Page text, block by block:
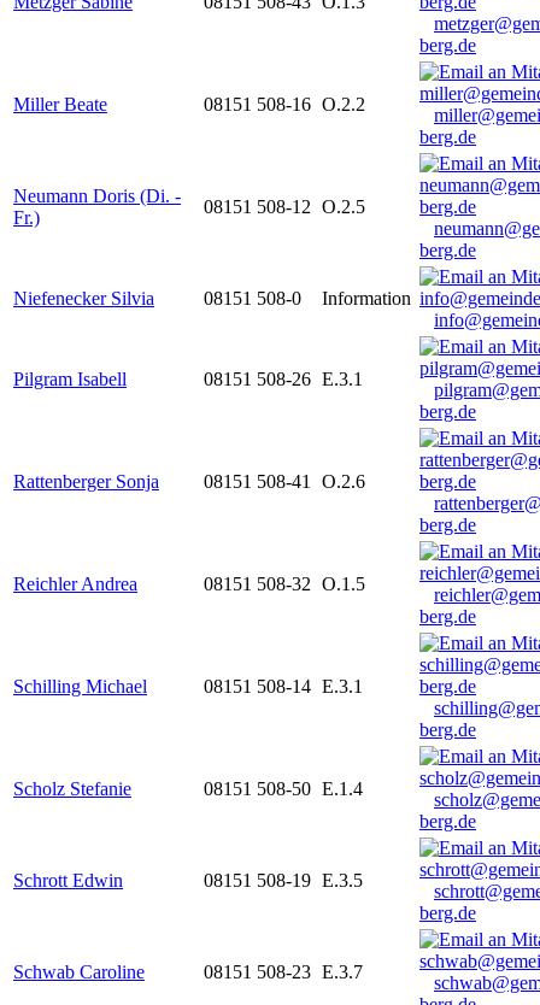
berg.de
Miller Beate 08151 508-16 O.2.2
berg.de
Neumann Doris (Di. -
Fr.)
08151 508-12 O.2.5
berg.de
Niefenecker Silvia 08151 508-0
Information
Pilgram Isabell 08151 508-26 E.3.1
berg.de
Rattenberger Sonja 08151 508-41
O.2.6
berg.de
Reichler Andrea 08151 508-32 O.1.5
berg.de
Schilling Michael 08151 508-14 E.3.1
berg.de
Scholz Stefanie 08151 508-50 E.1.4
berg.de
Schrott Edwin 08151 508-19 E.3.5
berg.de
Schwab Caroline 08151 508-23 E.3.7